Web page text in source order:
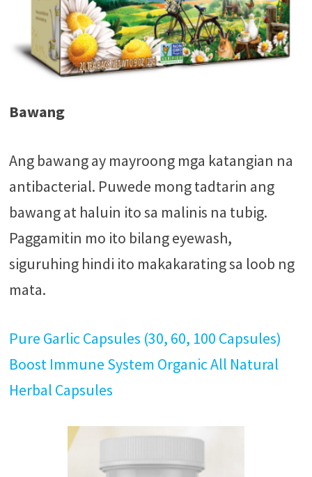
Bawang
Ang bawang ay mayroong mga katangian na
antibacterial. Puwede mong tadtarin ang
bawang at haluin ito sa malinis na tubig.
Paggamitin mo ito bilang eyewash,
siguruhing hindi ito makakarating sa loob ng
mata.
Pure Garlic Capsules (30, 60, 100 Capsules)
Boost Immune System Organic All Natural
Herbal Capsules